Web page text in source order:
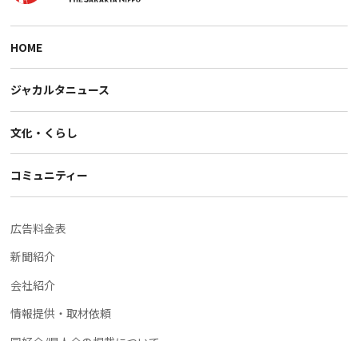
HOME
ジャカルタニュース
文化・くらし
コミュニティー
広告料金表
新聞紹介
会社紹介
情報提供・取材依頼